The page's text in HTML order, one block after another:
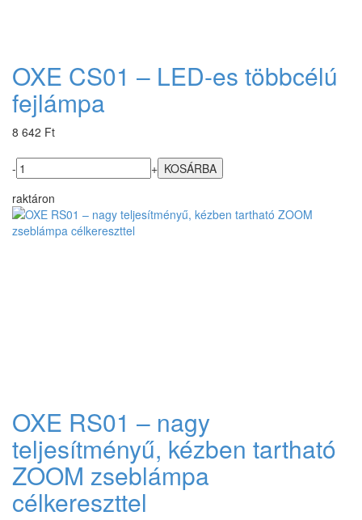
OXE CS01 – LED-es többcélú
fejlámpa
8 642 Ft
-
+
raktáron
OXE RS01 – nagy
teljesítményű, kézben tartható
ZOOM zseblámpa
célkereszttel